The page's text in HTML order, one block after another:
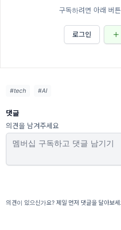
구독하려면 아래 버
로그인
#tech #AI
댓글
의견을 남겨주세요
의견이 있으신가요? 제일 먼저 댓글을 달아보